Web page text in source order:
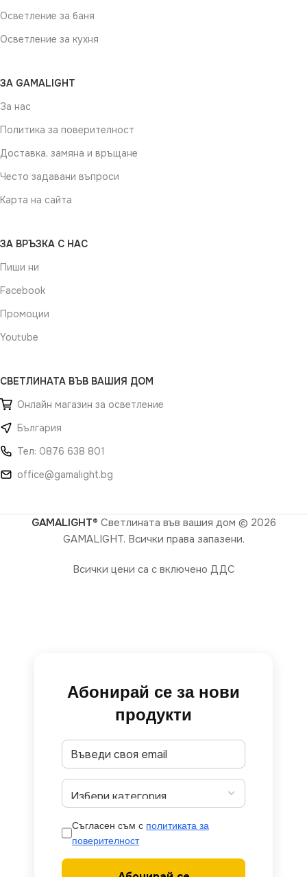
Осветление за баня
Осветление за кухня
ЗА GAMALIGHT
За нас
Политика за поверителност
Доставка, замяна и връщане
Често задавани въпроси
Карта на сайта
ЗА ВРЪЗКА С НАС
Пиши ни
Facebook
Промоции
Youtube
СВЕТЛИНАТА ВЪВ ВАШИЯ ДОМ
Онлайн магазин за осветление
България
Тел: 0876 638 801
office@gamalight.bg
GAMALIGHT® Светлината във вашия дом © 2026
GAMALIGHT. Всички права запазени.
Всички цени са с включено ДДС
Абонирай се за нови
продукти
Съгласен съм с политиката за
поверителност